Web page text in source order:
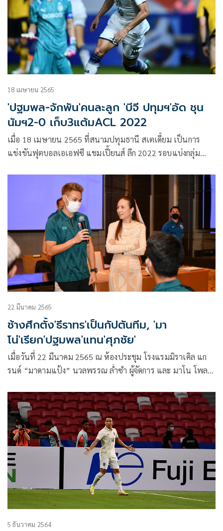
18 เมษายน 2565
'ปฐมพล-จักพัน'คนละลูก 'บีจี ปทุมฯ'อัด ชุน
นัมฯ2-0 เก็บ3แต้มACL 2022
เมื่อ 18 เมษายน 2565 ที่สนามปทุมธานี สเตเดี้ยม เป็นการ
แข่งขันฟุตบอลเอเอฟซี แชมเปี้ยนส์ ลีก 2022 รอบแบ่งกลุ่ม
ดรากอนส์ โดยเกมนี้ บีจีพียูส่งผู้เล่นตัวจริงลงสนาม นำโดยกัปตัน
ทีมอย่าง อันเดรส ตูเญซ ยืนคุมแผงหลังคู่กับ จักพัน ไพรสุวรรณ
ในขณะที่แดนกลางมี สารัช อยู่เย็น คุมเกมร่วมกับฉัตรมงคล ทอง
คีรี โดยแดนหน้านำโดย อิคซาน ฟานดี้ และ ดิโอโก้ หลุยส์ ซาน
โต้
22 มีนาคม 2565
ช้างศึกตั้ง'ธีราทร'เป็นกัปตันทีม, 'มา
โน่'เรียก'ปฐมพล'แทน'ศุภชัย'
เมื่อวันที่ 22 มีนาคม 2565 ณ ห้องประชุม โรงแรมมิราเคิล แก
รนด์ “มาดามแป้ง” นวลพรรณ ล่ำซำ ผู้จัดการ และ มาโน โพลกิ้ง
นักเตะทีมชาติไทย ร่วมประชุมทีม
5 ธันวาคม 2564